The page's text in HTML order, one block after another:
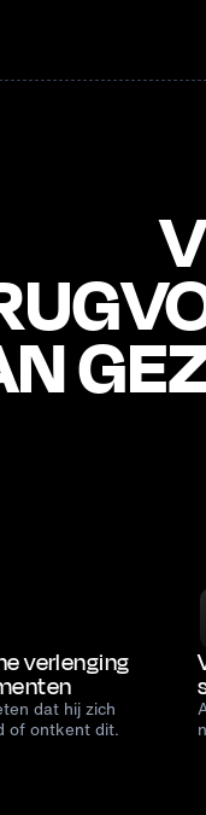
verlenging
dat hij zich
of ontkent dit.